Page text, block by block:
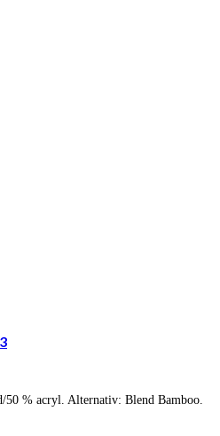
% acryl. Alternativ: Blend Bamboo.